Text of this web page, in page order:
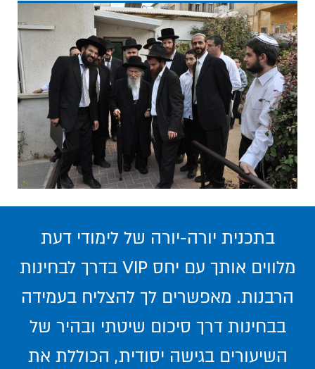
בתכנית יורה-יורה של לימודי דעת
מלווים אותך עם יחס VIP בדרך לבחינות
הרבנות. מאפשרים לך להצליח בעמידה
בבחינות דרך סיכום שיטתי ובהיר של
השיעורים בגישה יסודית, הכוללת את